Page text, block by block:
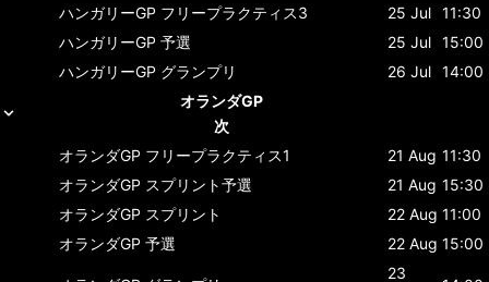
ハンガリーGP フリープラクティス3 25 Jul 11:30
ハンガリーGP 予選 25 Jul 15:00
ハンガリーGP グランプリ 26 Jul 14:00
オランダGP
次
オランダGP フリープラクティス1 21 Aug 11:30
オランダGP スプリント予選 21 Aug 15:30
オランダGP スプリント 22 Aug 11:00
オランダGP 予選 22 Aug 15:00
23